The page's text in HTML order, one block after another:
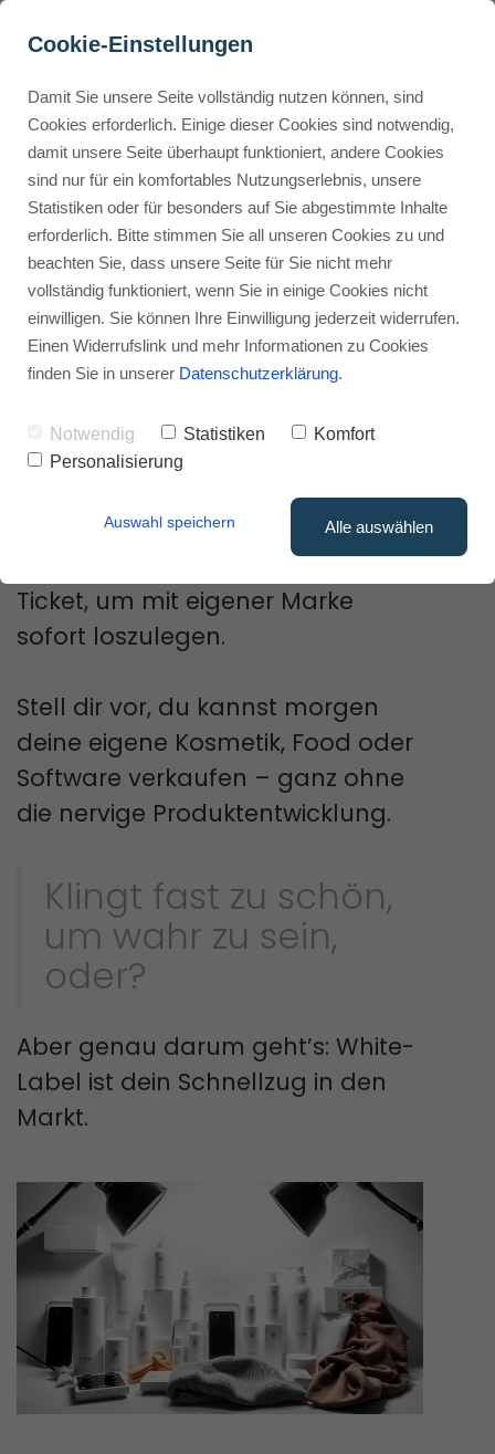
Buyer Personas erstellen
Landingpage optimieren
Internal Linking Tool
Die 10 besten White-Label-
Produkte
Werbehinweis: Links mit Sternchen (*) sind Affiliate-Links. Kaufst
du darüber ein, erhalte ich eine Provision – ohne Mehrkosten für
dich.
Stephan Ochmann
Du willst durchstarten, ohne
dicken Invest?
sind dein
Ticket, um mit eigener Marke
sofort loszulegen.
Stell dir vor, du kannst morgen
deine eigene Kosmetik, Food oder
Software verkaufen – ganz ohne
die nervige Produktentwicklung.
Klingt fast zu schön,
um wahr zu sein,
oder?
Aber genau darum geht’s: White-
Label ist dein Schnellzug in den
Markt.
Cookie-Einstellungen
Damit Sie unsere Seite vollständig nutzen können, sind
Cookies erforderlich. Einige dieser Cookies sind notwendig,
damit unsere Seite überhaupt funktioniert, andere Cookies
sind nur für ein komfortables Nutzungserlebnis, unsere
Statistiken oder für besonders auf Sie abgestimmte Inhalte
erforderlich. Bitte stimmen Sie all unseren Cookies zu und
beachten Sie, dass unsere Seite für Sie nicht mehr
vollständig funktioniert, wenn Sie in einige Cookies nicht
einwilligen. Sie können Ihre Einwilligung jederzeit widerrufen.
Einen Widerrufslink und mehr Informationen zu Cookies
finden Sie in unserer Datenschutzerklärung.
Notwendig Statistiken
Komfort
Personalisierung
Auswahl speichern Alle auswählen